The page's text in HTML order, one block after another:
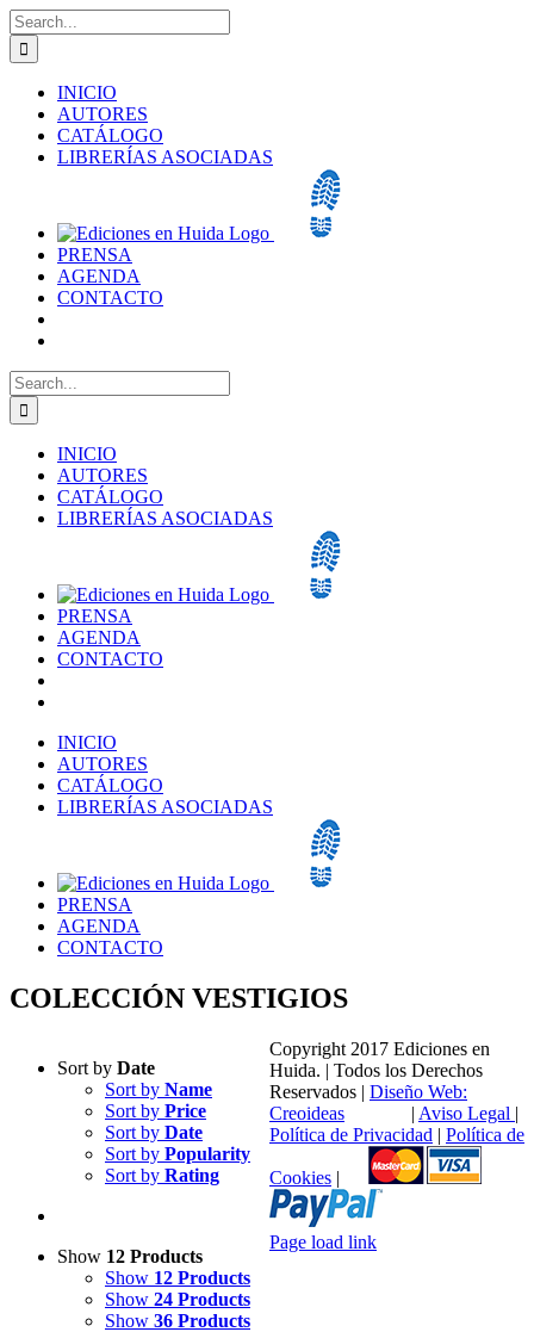
Skip
to
content
Search
for:
INICIO
AUTORES
CATÁLOGO
LIBRERÍAS ASOCIADAS
PRENSA
AGENDA
CONTACTO
Search
for:
INICIO
AUTORES
CATÁLOGO
LIBRERÍAS ASOCIADAS
PRENSA
AGENDA
CONTACTO
INICIO
AUTORES
CATÁLOGO
LIBRERÍAS ASOCIADAS
PRENSA
AGENDA
CONTACTO
COLECCIÓN VESTIGIOS
Sort by Date
Sort by Name
Sort by Price
Sort by Date
Sort by Popularity
Sort by Rating
Show 12 Products
Show 12 Products
Show 24 Products
Show 36 Products
Copyright 2017 Ediciones en
Huida. | Todos los Derechos
Reservados | Diseño Web:
Creoideas | Aviso Legal |
Política de Privacidad | Política de
Cookies |
Facebook
X
Page load link